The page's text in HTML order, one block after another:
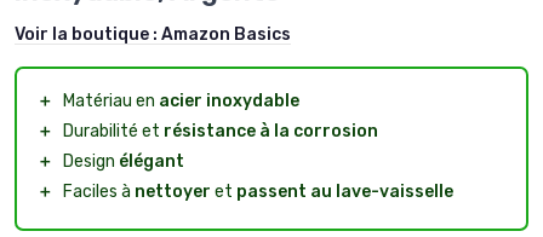
Voir la boutique : Amazon Basics
＋ Matériau en acier inoxydable
＋
Durabilité et résistance à la corrosion
＋
Design élégant
＋
Faciles à nettoyer et passent au lave-vaisselle